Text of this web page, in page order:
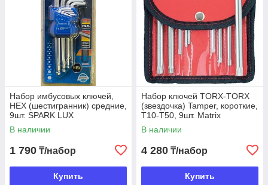
Набор имбусовых ключей,
HEX (шестигранник) средние,
9шт. SPARK LUX
В наличии
1 790 ₸/набор
Купить
Набор ключей TORX-TORX
(звездочка) Tamper, короткие,
T10-T50, 9шт. Matrix
В наличии
4 280 ₸/набор
Купить